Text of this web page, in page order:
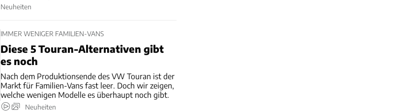
Neuheiten
IMMER WENIGER FAMILIEN-VANS
Diese 5 Touran-Alternativen gibt
es noch
Nach dem Produktionsende des VW Touran ist der
Markt für Familien-Vans fast leer. Doch wir zeigen,
welche wenigen Modelle es überhaupt noch gibt.
Neuheiten